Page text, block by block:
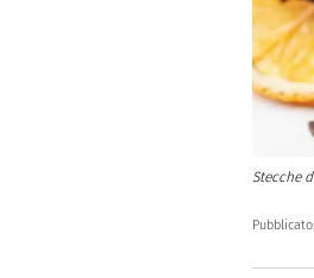
Stecche
Pubblicato: